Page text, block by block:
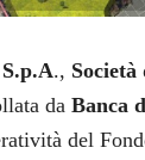
., Società
da Banca
del